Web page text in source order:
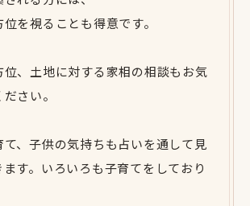
を視ることも得意です。
位、土地に対する家相の相談もお気
さい。
て、子供の気持ちも占いを通して見
す。いろいろも子育てをしており